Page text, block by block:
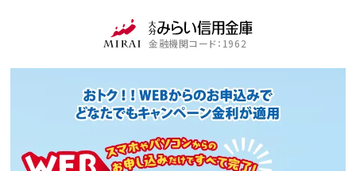
金融機関コード：1962